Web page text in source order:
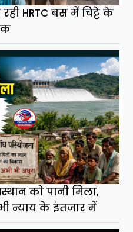
HRTC बस में चिट्टे के
को पानी मिला,
न्याय के इंतजार में